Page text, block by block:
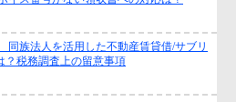
イス番号がない領収書への対応は？
族法人を活用した不動産賃貸借/サブリ
税務調査上の留意事項